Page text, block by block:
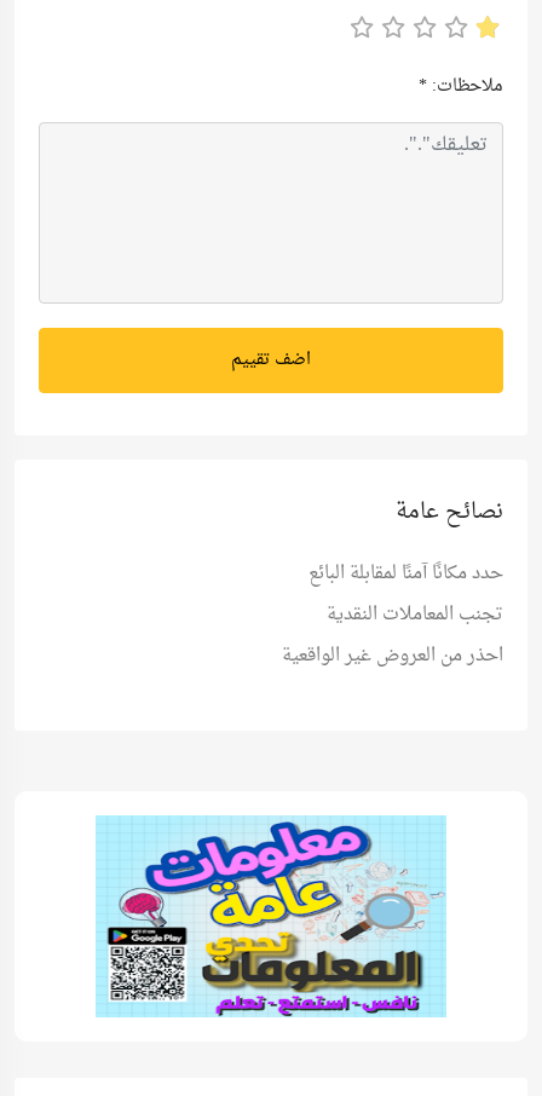
ملاحظات:*
اضف تقييم
نصائح عامة
حدد مكانًا آمنًا لمقابلة البائع
تجنب المعاملات النقدية
احذر من العروض غير الواقعية